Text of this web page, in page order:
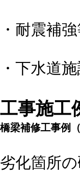
・耐震補
・下水道
工事施工
橋梁補修工事例（
劣化箇所